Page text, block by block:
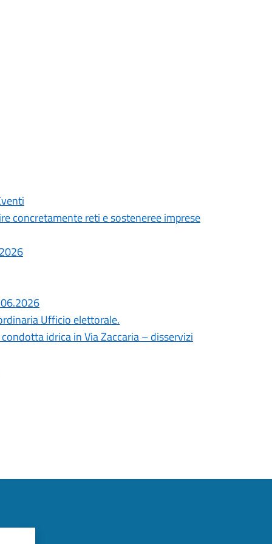
concretamente reti e sosteneree imprese
Ufficio elettorale.
idrica in Via Zaccaria – disservizi